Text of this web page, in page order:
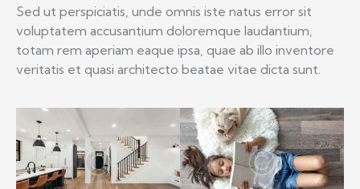
Sed ut perspiciatis, unde omnis iste natus error sit
voluptatem accusantium doloremque laudantium,
totam rem aperiam eaque ipsa, quae ab illo inventore
veritatis et quasi architecto beatae vitae dicta sunt.